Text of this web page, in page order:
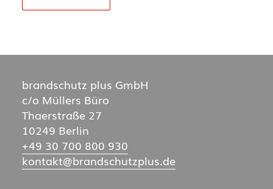
brandschutz plus GmbH
c/o Müllers Büro
Thaerstraße 27
10249 Berlin
+49 30 700 800 930
kontakt@brand­schutz­plus.de